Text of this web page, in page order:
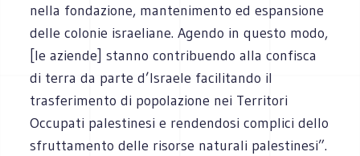
nella fondazione, mantenimento ed espansione
delle colonie israeliane. Agendo in questo modo,
[le aziende] stanno contribuendo alla confisca
di terra da parte d’Israele facilitando il
trasferimento di popolazione nei Territori
Occupati palestinesi e rendendosi complici dello
sfruttamento delle risorse naturali palestinesi”.